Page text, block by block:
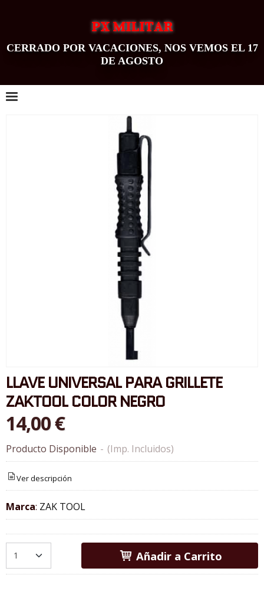
PX MILITAR
CERRADO POR VACACIONES, NOS VEMOS EL 17
DE AGOSTO
LLAVE UNIVERSAL PARA GRILLETE
ZAKTOOL COLOR NEGRO
14,00 €
Producto Disponible - (Imp. Incluidos)
Ver descripción
Marca: ZAK TOOL
Añadir a Carrito